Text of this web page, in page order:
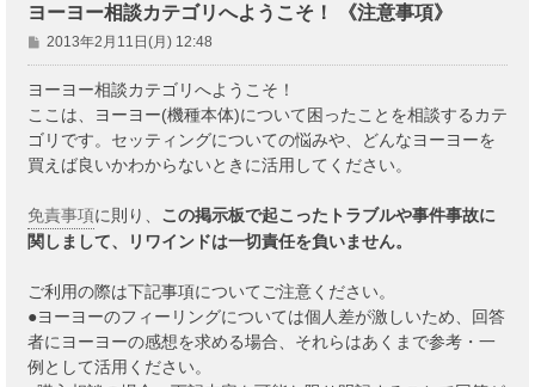
ヨーヨー相談カテゴリへようこそ！ 《注意事項》
投
稿
記
2013年2月11日(月) 12:48
ヨーヨー相談カテゴリへようこそ！
ここは、ヨーヨー(機種本体)について困ったことを相談するカテ
ゴリです。セッティングについての悩みや、どんなヨーヨーを
買えば良いかわからないときに活用してください。
免責事項に則り、 この掲示板で起こったトラブルや事件事故に
関しまして、リワインドは一切責任を負いません。
ご利用の際は下記事項についてご注意ください。
●ヨーヨーのフィーリングについては個人差が激しいため、回答
者にヨーヨーの感想を求める場合、それらはあくまで参考・一
例として活用ください。